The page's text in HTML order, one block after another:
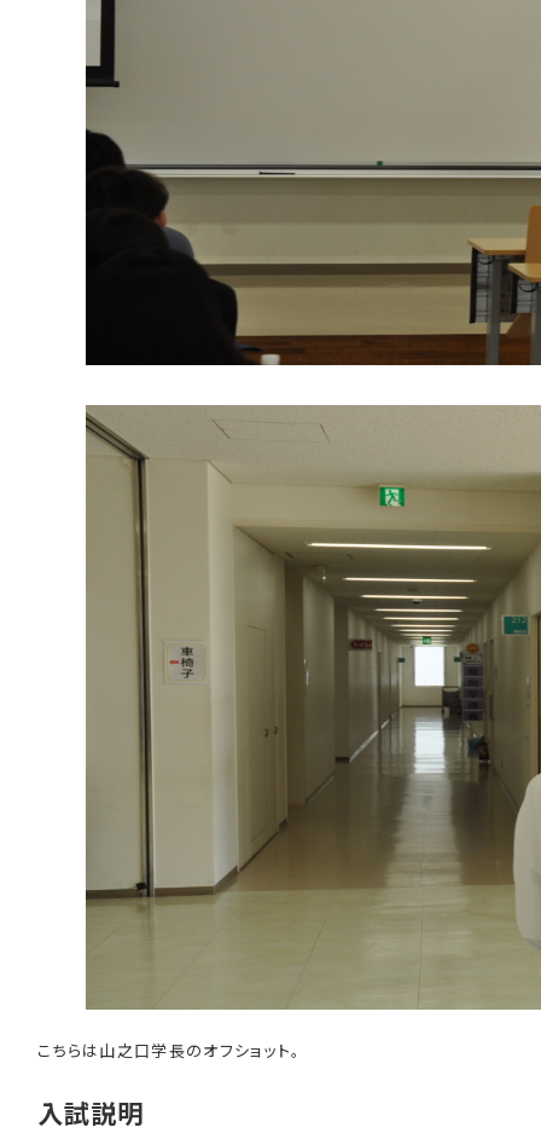
こちらは山之口学長のオフショット。
入試説明